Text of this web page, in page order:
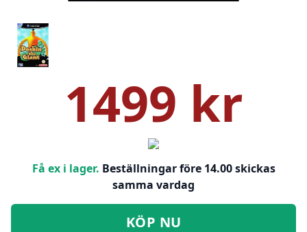
1499 kr
Få ex i lager. Beställningar före 14.00 skickas
samma vardag
KÖP NU